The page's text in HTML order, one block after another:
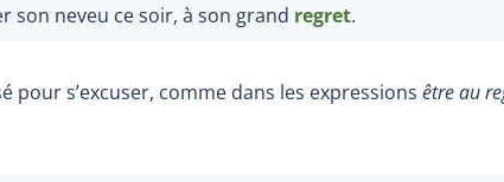
son neveu ce soir, à son grand regret.
pour s’excuser, comme dans les expressions être au